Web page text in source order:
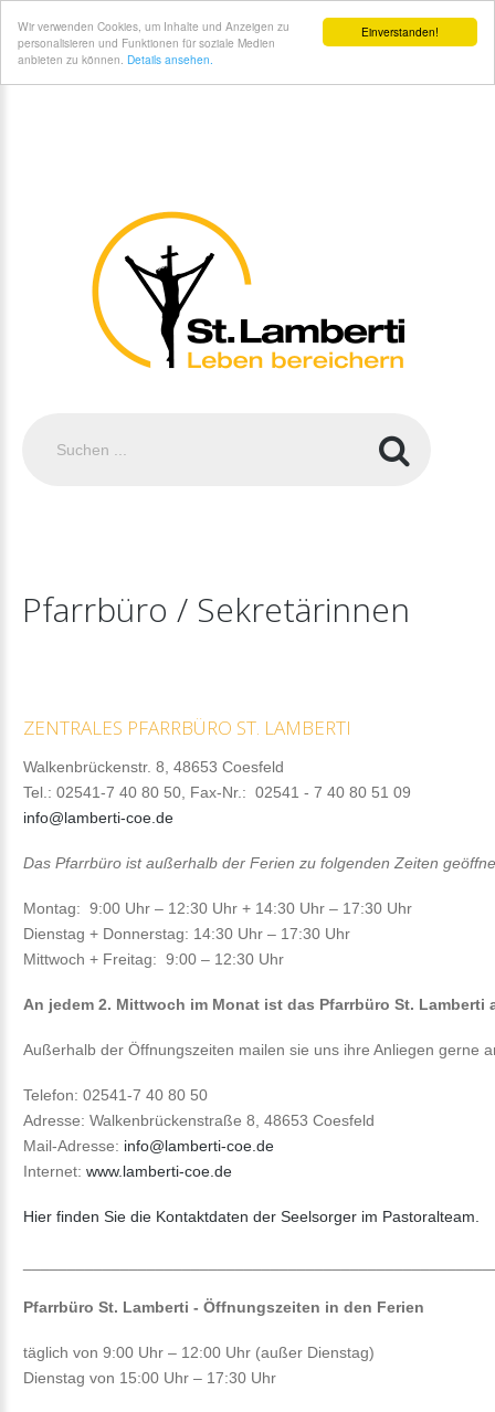
Einverstanden!
Wir verwenden Cookies, um Inhalte und Anzeigen zu
personalisieren und Funktionen für soziale Medien
anbieten zu können. Details ansehen.
Pfarrbüro / Sekretärinnen
ZENTRALES PFARRBÜRO ST. LAMBERTI
Walkenbrückenstr. 8, 48653 Coesfeld
Tel.: 02541-7 40 80 50, Fax-Nr.: 02541 - 7 40 80 51 09
info@lamberti-coe.de
Das Pfarrbüro istaußerhalb der Ferien zu folgenden Zeiten
Montag: 9:00 Uhr – 12:30 Uhr + 14:30 Uhr – 17:30 Uhr
Dienstag + Donnerstag: 14:30 Uhr – 17:30 Uhr
Mittwoch + Freitag: 9:00 – 12:30 Uhr
An jedem 2. Mittwoch im Monat ist das Pfarrbüro St. Lamberti
Außerhalb der Öffnungszeiten mailen sie uns ihre Anliegen gerne
Telefon: 02541-7 40 80 50
Adresse: Walkenbrückenstraße 8, 48653 Coesfeld
Mail-Adresse: info@lamberti-coe.de
Internet: www.lamberti-coe.de
Hier finden Sie die Kontaktdaten der Seelsorger im Pastoralteam.
Pfarrbüro St. Lamberti - Öffnungszeiten in den Ferien
täglich von 9:00 Uhr – 12:00 Uhr (außer Dienstag)
Dienstag von 15:00 Uhr – 17:30 Uhr